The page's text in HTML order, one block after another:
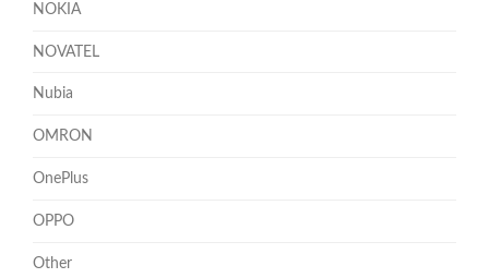
NOKIA
NOVATEL
Nubia
OMRON
OnePlus
OPPO
Other